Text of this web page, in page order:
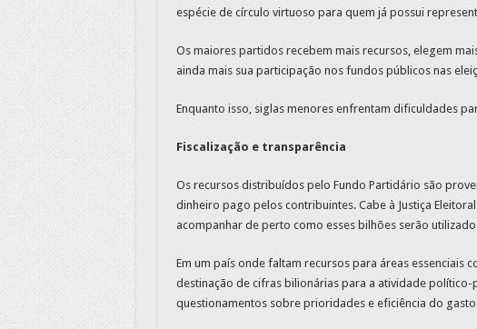
espécie de círculo virtuoso para quem já possui
Os maiores partidos recebem mais recursos, elegem
ainda mais sua participação nos fundos públicos nas
Enquanto isso, siglas menores enfrentam dificuldades
Fiscalização e transparência
Os recursos distribuídos pelo Fundo Partidário são
dinheiro pago pelos contribuintes. Cabe à Justiça
acompanhar de perto como esses bilhões serão
Em um país onde faltam recursos para áreas essenciais
destinação de cifras bilionárias para a atividade
questionamentos sobre prioridades e eficiência do